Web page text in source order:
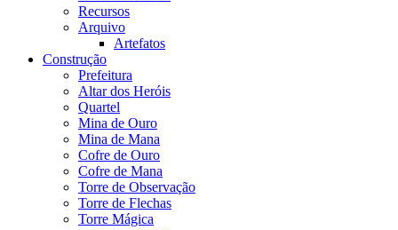
Recursos
Arquivo
Artefatos
Construção
Prefeitura
Altar dos Heróis
Quartel
Mina de Ouro
Mina de Mana
Cofre de Ouro
Cofre de Mana
Torre de Observação
Torre de Flechas
Torre Mágica